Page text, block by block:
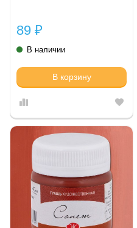
89 ₽
В наличии
В корзину